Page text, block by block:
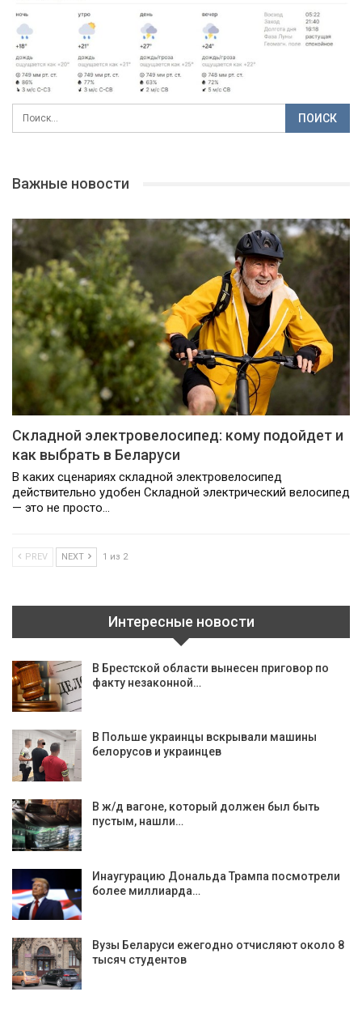
Важные новости
Складной электровелосипед: кому подойдет и
как выбрать в Беларуси
В каких сценариях складной электровелосипед
действительно удобен Складной электрический велосипед
— это не просто…
PREV NEXT 1 из 2
Интересные новости
В Брестской области вынесен приговор по
факту незаконной…
В Польше украинцы вскрывали машины
белорусов и украинцев
В ж/д вагоне, который должен был быть
пустым, нашли…
Инаугурацию Дональда Трампа посмотрели
более миллиарда…
Вузы Беларуси ежегодно отчисляют около 8
тысяч студентов